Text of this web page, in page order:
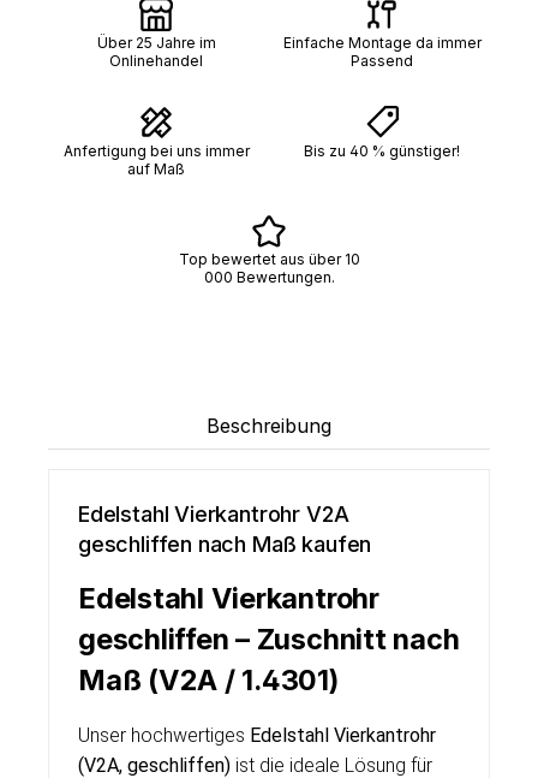
Über 25 Jahre im
Onlinehandel
Einfache Montage da immer
Passend
Anfertigung bei uns immer
auf Maß
Bis zu 40 % günstiger!
Top bewertet aus über 10
000 Bewertungen.
Beschreibung
Edelstahl Vierkantrohr V2A
geschliffen nach Maß kaufen
Edelstahl Vierkantrohr
geschliffen – Zuschnitt nach
Maß (V2A / 1.4301)
Unser hochwertiges Edelstahl Vierkantrohr
(V2A, geschliffen) ist die ideale Lösung für